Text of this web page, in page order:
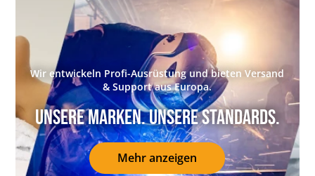
Wir entwickeln Profi-Ausrüstung und bieten Versand
& Support aus Europa.
Unsere Marken. Unsere Standards.
Mehr anzeigen